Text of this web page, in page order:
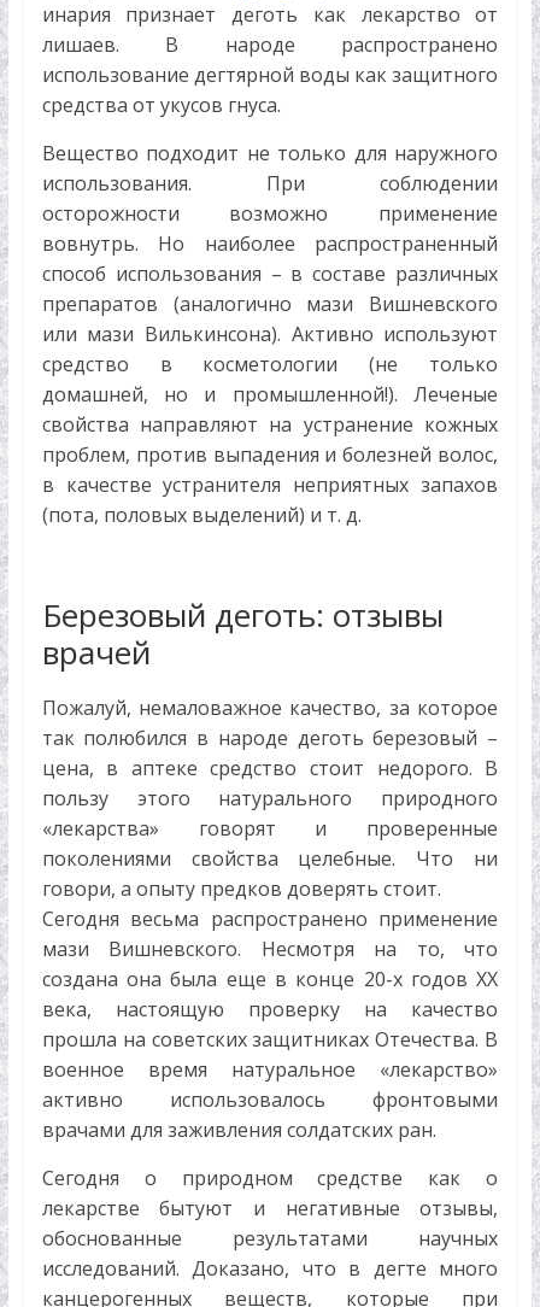
инария признает деготь как лекарство от
лишаев. В народе распространено
использование дегтярной воды как защитного
средства от укусов гнуса.
Вещество подходит не только для наружного
использования. При соблюдении
осторожности возможно применение
вовнутрь. Но наиболее распространенный
способ использования – в составе различных
препаратов (аналогично мази Вишневского
или мази Вилькинсона). Активно используют
средство в косметологии (не только
домашней, но и промышленной!). Леченые
свойства направляют на устранение кожных
проблем, против выпадения и болезней волос,
в качестве устранителя неприятных запахов
(пота, половых выделений) и т. д.
Березовый деготь: отзывы
врачей
Пожалуй, немаловажное качество, за которое
так полюбился в народе деготь березовый –
цена, в аптеке средство стоит недорого. В
пользу этого натурального природного
«лекарства» говорят и проверенные
поколениями свойства целебные. Что ни
говори, а опыту предков доверять стоит.
Сегодня весьма распространено применение
мази Вишневского. Несмотря на то, что
создана она была еще в конце 20-х годов ХХ
века, настоящую проверку на качество
прошла на советских защитниках Отечества. В
военное время натуральное «лекарство»
активно использовалось фронтовыми
врачами для заживления солдатских ран.
Сегодня о природном средстве как о
лекарстве бытуют и негативные отзывы,
обоснованные результатами научных
исследований. Доказано, что в дегте много
канцерогенных веществ, которые при